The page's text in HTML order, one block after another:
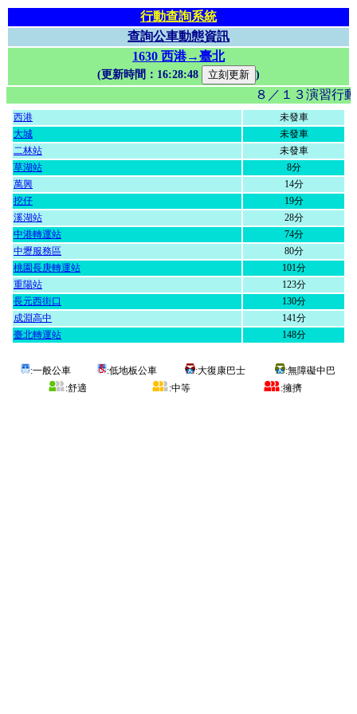
行動查詢系統
查詢公車動態資訊
1630 西港→臺北
(更新時間： 16:28:48 )
８／１３演習
西港
未發車
大城
未發車
二林站
未發車
草湖站
8分
萬興
14分
挖仔
19分
溪湖站
28分
中港轉運站
74分
中壢服務區
80分
桃園長庚轉運站
101分
重陽站
123分
長元西街口
130分
成淵高中
141分
臺北轉運站
148分
:一般公車 :低地板公車 :大復康巴士
:無障礙中巴
:舒適
:中等 :擁擠